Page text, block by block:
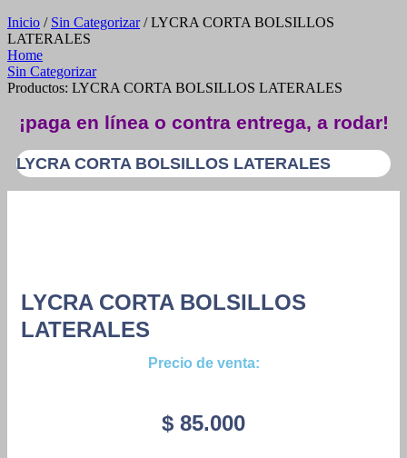
Inicio / Sin Categorizar/ LYCRA CORTA BOLSILLOS
LATERALES
Home
Sin Categorizar
Productos: LYCRA CORTA BOLSILLOS LATERALES
¡paga en línea o contra entrega, a rodar!
LYCRA CORTA BOLSILLOS LATERALES
LYCRA CORTA BOLSILLOS
LATERALES
Precio de venta:
$ 85.000